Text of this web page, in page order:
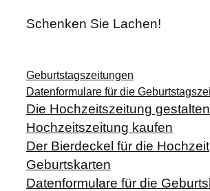
Schenken Sie Lachen!
Geburtstagszeitungen
Datenformulare für die
Die Hochzeitszeitung
Hochzeitszeitung kaufen
Der Bierdeckel für die Hochzeit
Geburtskarten
Datenformulare für die